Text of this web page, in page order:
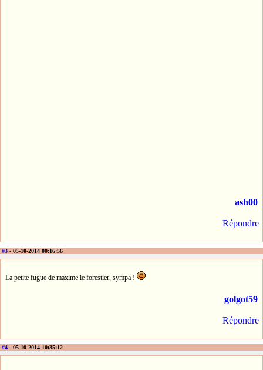
ash00
Répondre
#3 - 05-10-2014 00:16:56
La petite fugue de maxime le forestier, sympa !
golgot59
Répondre
#4 - 05-10-2014 10:35:12